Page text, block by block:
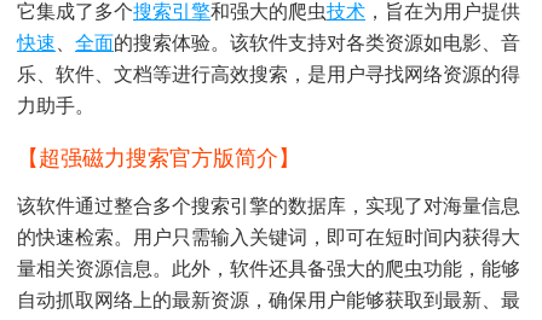
它集成了多个搜索引擎和强大的爬虫技术 ，旨在为用户提供
快速
全面的搜索体验。该软件支持对各类资源如电影、音
乐、软件、文档等进行高效搜索，是用户寻找网络资源的得
力助手。
【超强磁力搜索官方版简介】
该软件通过整合多个搜索引擎的数据库，实现了对海量信息
的快速检索。用户只需输入关键词，即可在短时间内获得大
量相关资源信息。此外，软件还具备强大的爬虫功能，能够
自动抓取网络上的最新资源，确保用户能够获取到最新、最